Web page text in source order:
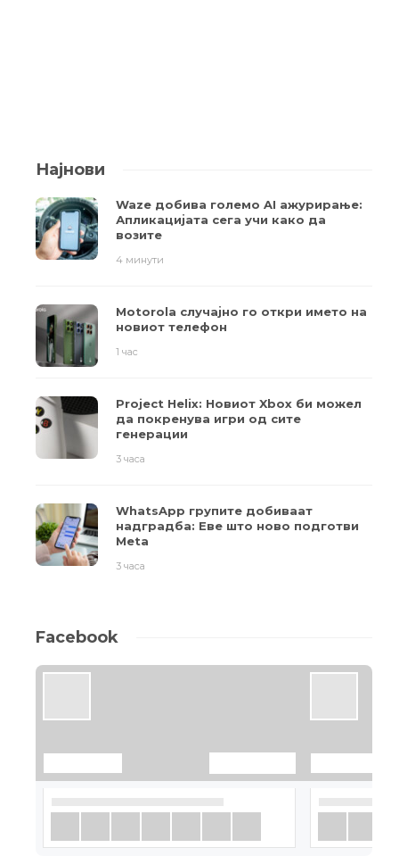
Најнови
Waze добива големо AI ажурирање:
Апликацијата сега учи како да
возите
4 минути
Motorola случајно го откри името на
новиот телефон
1 час
Project Helix: Новиот Xbox би можел
да покренува игри од сите
генерации
3 часа
WhatsApp групите добиваат
надградба: Еве што ново подготви
Meta
3 часа
Facebook